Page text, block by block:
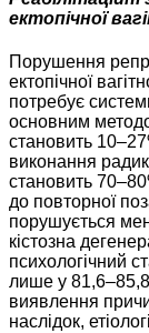
ектопічної
Порушення
ектопічної
потребує
основним
становить
виконання
становить
до повторної
порушується
кістозна
психологічний
лише у
виявлення
наслідок,